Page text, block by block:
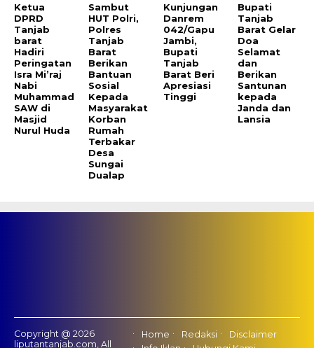
Ketua
DPRD
Tanjab
barat
Hadiri
Peringatan
Isra Mi’raj
Nabi
Muhammad
SAW di
Masjid
Nurul Huda
Sambut
HUT Polri,
Polres
Tanjab
Barat
Berikan
Bantuan
Sosial
Kepada
Masyarakat
Korban
Rumah
Terbakar
Desa
Sungai
Dualap
Kunjungan
Danrem
042/Gapu
Jambi,
Bupati
Tanjab
Barat Beri
Apresiasi
Tinggi
Bupati
Tanjab
Barat Gelar
Doa
Selamat
dan
Berikan
Santunan
kepada
Janda dan
Lansia
Copyright @ 2026
liputantanjab.com, All
Home Redaksi
Disclaimer